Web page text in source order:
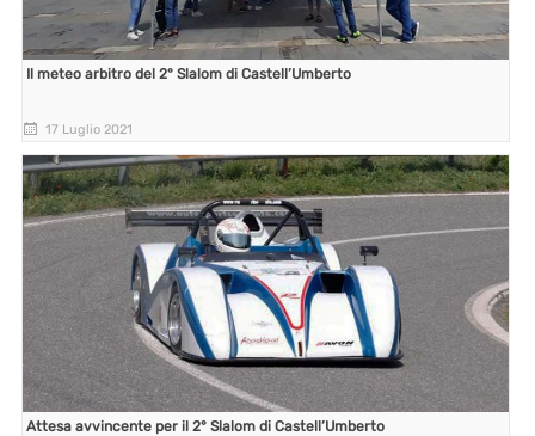
Il meteo arbitro del 2° Slalom di Castell’Umberto
17 Luglio 2021
Attesa avvincente per il 2° Slalom di Castell’Umberto